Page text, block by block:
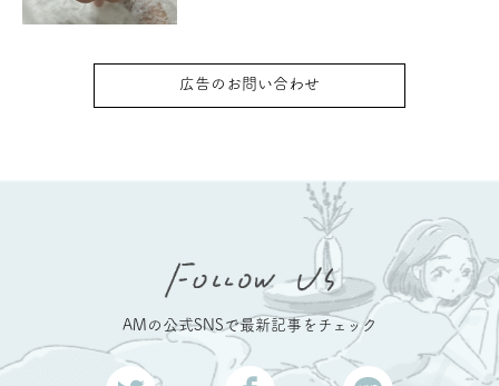
広告のお問い合わせ
AMの公式SNSで最新記事をチェック